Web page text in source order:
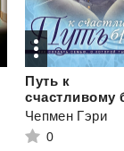
Путь к
Чепмен Гэри
0